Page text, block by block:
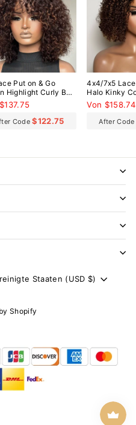
Put on & Go
Highlight Curly Bob
Bangs
Code$122.75
4x4/7x5
Halo Kinky
Everything
Glueless Wig
Von $158.74
After Code
Staaten (USD $)
Shopify